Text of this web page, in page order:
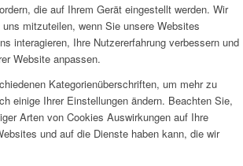
die auf Ihrem Gerät eingestellt werden. Wir
mitzuteilen, wenn Sie unsere Websites
interagieren, Ihre Nutzererfahrung verbessern und
Website anpassen.
Kategorienüberschriften, um mehr zu
einige Ihrer Einstellungen ändern. Beachten Sie,
Arten von Cookies Auswirkungen auf Ihre
und auf die Dienste haben kann, die wir